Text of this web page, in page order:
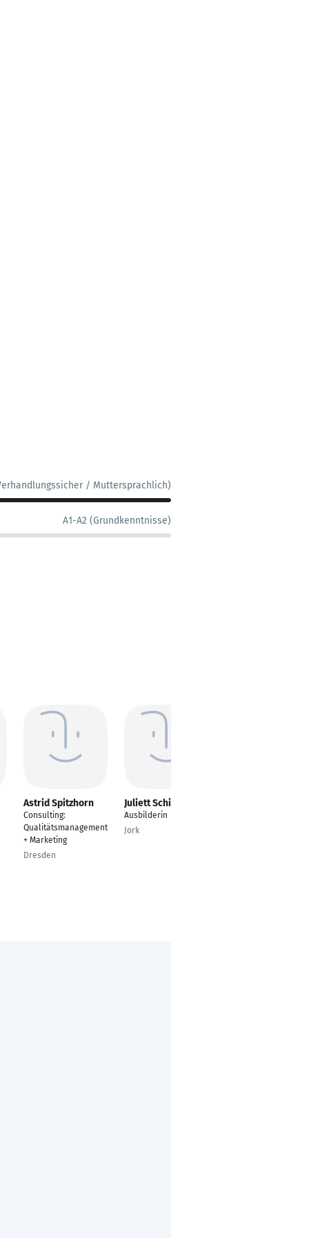
/ Muttersprachlich)
A1-A2 (Grundkenntnisse)
Astrid Spitzhorn
Consulting:
Qualitätsmanagement
+ Marketing
Dresden
Juliett Schinner
Ausbilderin
Jork